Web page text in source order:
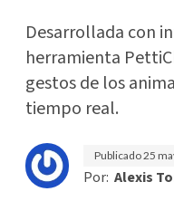
Desarrollada con
herramienta
gestos de los
tiempo real.
Publicado25
Por: Alexis